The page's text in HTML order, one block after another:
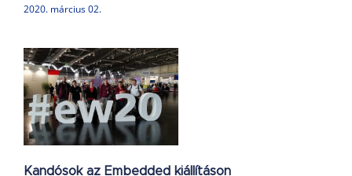
2020. március 02.
Kandósok az Embedded kiállításon